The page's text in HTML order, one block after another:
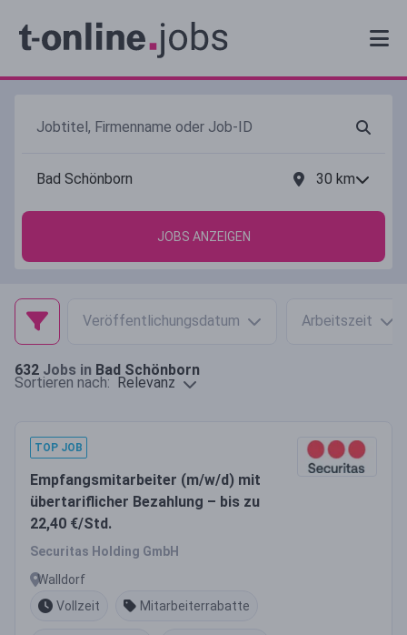
30 km
JOBS ANZEIGEN
Veröffentlichungsdatum Arbeitszeit
632 Jobs in Bad Schönborn
Sortieren nach: Relevanz
TOP JOB
Empfangsmitarbeiter (m/w/d) mit
übertariflicher Bezahlung – bis zu
22,40 €/Std.
Securitas Holding GmbH
Walldorf
Vollzeit
Mitarbeiterrabatte